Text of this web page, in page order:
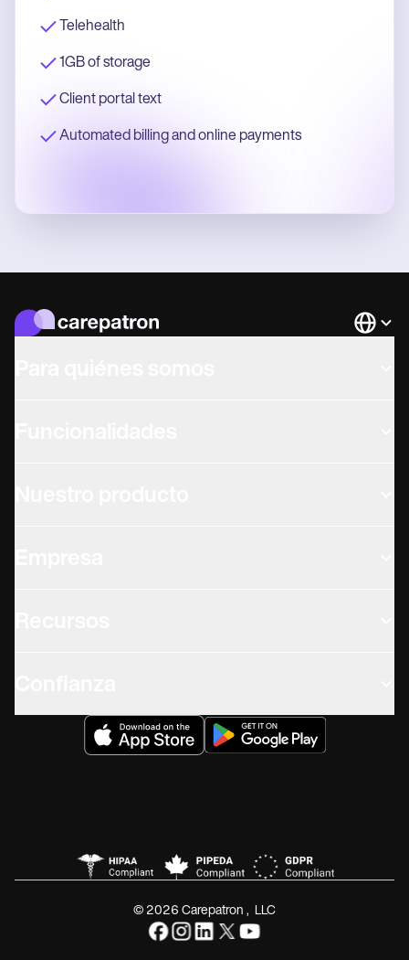
Telehealth
1GB of storage
Client portal text
Automated billing and online payments
© 2026 Carepatron, LLC